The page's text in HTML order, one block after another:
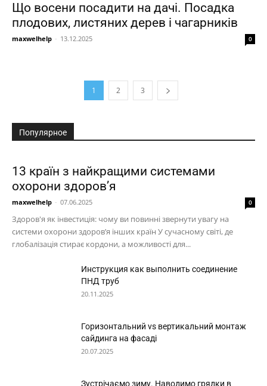
Що восени посадити на дачі. Посадка
плодових, листяних дерев і чагарників
maxwelhelp - 13.12.2025 0
1 2 3
Популярное
13 країн з найкращими системами
охорони здоров’я
maxwelhelp - 07.06.2025 0
Здоров'я як інвестиція: чому ви повинні звернути увагу на
системи охорони здоров’я інших країн У сучасному світі, де
глобалізація стирає кордони, а можливості для...
Инструкция как выполнить соединение
ПНД труб
20.11.2025
Горизонтальний vs вертикальний монтаж
сайдинга на фасаді
20.07.2025
Зустрічаємо зиму. Наводимо грядки в